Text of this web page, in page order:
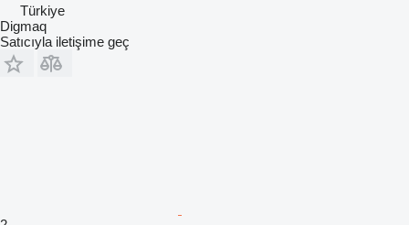
Türkiye
Digmaq
Satıcıyla iletişime geç